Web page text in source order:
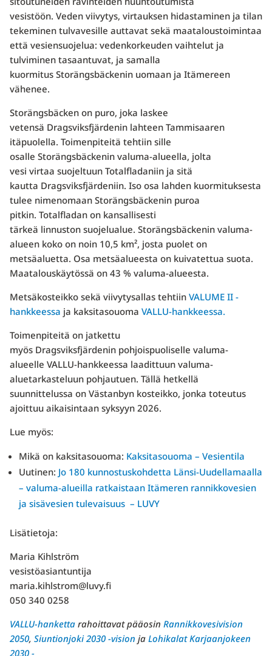
vesistöön. Veden viivytys, virtauksen hidastaminen ja tilan
tekeminen tulvavesille auttavat sekä maataloustoimintaa
että vesiensuojelua: vedenkorkeuden vaihtelut ja
tulviminen tasaantuvat, ja samalla
kuormitus Storängsbäckenin uomaan ja Itämereen
vähenee.
Storängsbäcken on puro, joka laskee
vetensä Dragsviksfjärdenin lahteen Tammisaaren
itäpuolella. Toimenpiteitä tehtiin sille
osalle Storängsbäckenin valuma-alueella, jolta
vesi virtaa suojeltuun Totalfladaniin ja sitä
kautta Dragsviksfjärdeniin. Iso osa lahden kuormituksesta
tulee nimenomaan Storängsbäckenin puroa
pitkin. Totalfladan on kansallisesti
tärkeä linnuston suojelualue. Storängsbäckenin valuma-
alueen koko on noin 10,5 km², josta puolet on
metsäaluetta. Osa metsäalueesta on kuivatettua suota.
Maatalouskäytössä on 43 % valuma-alueesta.
Metsäkosteikko sekä viivytysallas tehtiin VALUME II -
hankkeessa ja kaksitasouoma VALLU-hankkeessa.
Toimenpiteitä on jatkettu
myös Dragsviksfjärdenin pohjoispuoliselle valuma-
alueelle VALLU-hankkeessa laadittuun valuma-
aluetarkasteluun pohjautuen. Tällä hetkellä
suunnittelussa on Västanbyn kosteikko, jonka toteutus
ajoittuu aikaisintaan syksyyn 2026.
Lue myös:
Mikä on kaksitasouoma: Kaksitasouoma – Vesientila
Uutinen: Jo 180 kunnostuskohdetta Länsi-Uudellamaalla
– valuma-alueilla ratkaistaan Itämeren rannikkovesien
ja sisävesien tulevaisuus – LUVY
Lisätietoja:
Maria Kihlström
vesistöasiantuntija
maria.kihlstrom@luvy.fi
050 340 0258
VALLU-hankettarahoittavat pääosin Rannikkovesivision
2050, Siuntionjoki 2030 -vision ja Lohikalat Karjaanjokeen
2030 -